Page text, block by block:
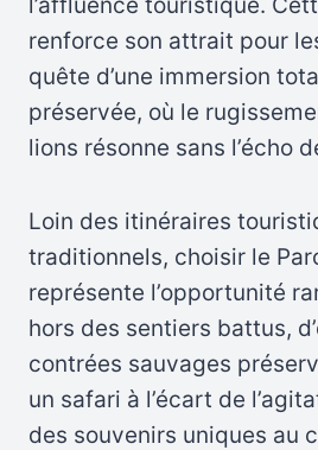
renforce son attrait pour
quête d’une immersion
préservée, où le
lions résonne sans l’écho
Loin des itinéraires
traditionnels, choisir le
représente l’opportunité
hors des sentiers battus,
contrées sauvages
un safari à l’écart de
des souvenirs uniques au